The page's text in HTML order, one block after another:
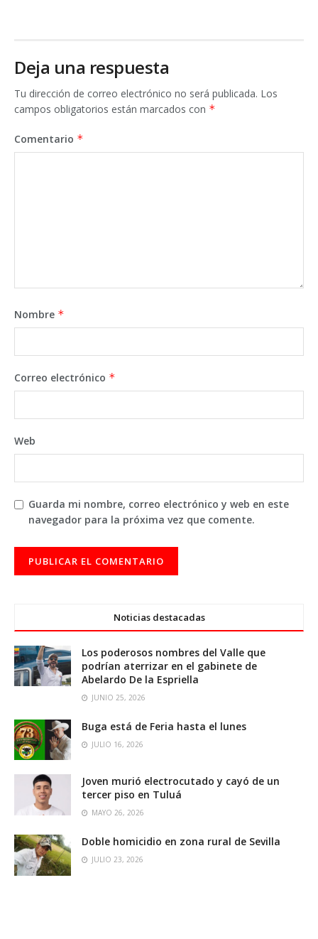
Deja una respuesta
Tu dirección de correo electrónico no será publicada. Los
campos obligatorios están marcados con *
Comentario *
Nombre *
Correo electrónico *
Web
Guarda mi nombre, correo electrónico y web en este
navegador para la próxima vez que comente.
Noticias destacadas
Los poderosos nombres del Valle que
podrían aterrizar en el gabinete de
Abelardo De la Espriella
JUNIO 25, 2026
Buga está de Feria hasta el lunes
JULIO 16, 2026
Joven murió electrocutado y cayó de un
tercer piso en Tuluá
MAYO 26, 2026
Doble homicidio en zona rural de Sevilla
JULIO 23, 2026